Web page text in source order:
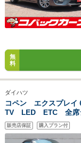
無
料
ダイハツ
コペン エクスプレ
TV LED ETC 全席
ュスタート 純正16ア
販売店保証 購入プラン付